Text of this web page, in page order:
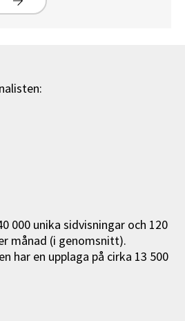
000 unika sidvisningar och 120
månad (i genomsnitt).
har en upplaga på cirka 13 500